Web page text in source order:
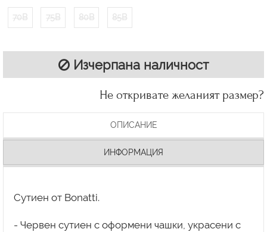
70B 75B 80B 85B
Изчерпана наличност
Не откривате желаният размер?
ОПИСАНИЕ
ИНФОРМАЦИЯ
Сутиен от Bonatti.
- Червен сутиен с оформени чашки, украсени с